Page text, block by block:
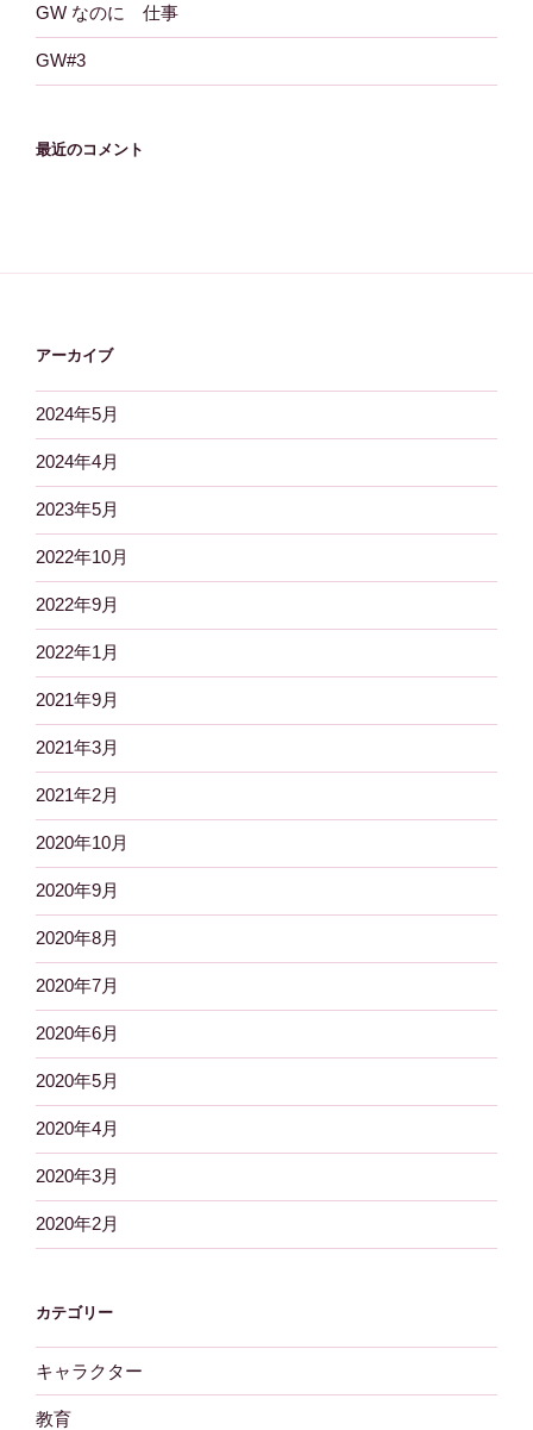
GW なのに 仕事
GW#3
最近のコメント
アーカイブ
2024年5月
2024年4月
2023年5月
2022年10月
2022年9月
2022年1月
2021年9月
2021年3月
2021年2月
2020年10月
2020年9月
2020年8月
2020年7月
2020年6月
2020年5月
2020年4月
2020年3月
2020年2月
カテゴリー
キャラクター
教育